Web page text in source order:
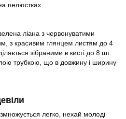
пелюстках.
ліана з червонуватими
з красивим глянцем листям до 4
зібраними в кисті до 8 шт.
трубкою, що в довжину і ширину
легко, нехай молоді